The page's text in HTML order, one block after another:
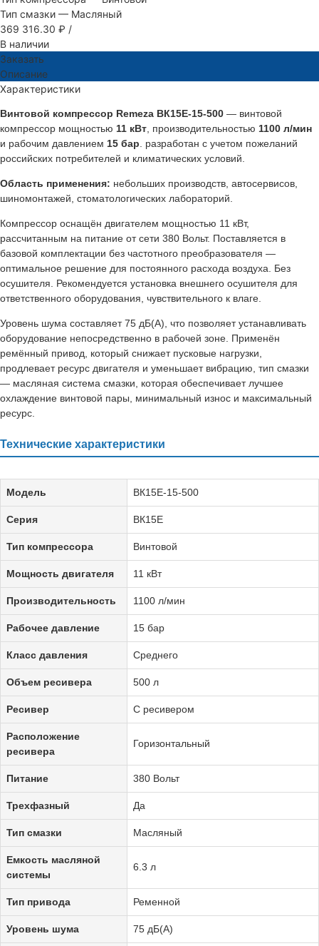
Тип смазки — Масляный
369 316.30 ₽ /
В наличии
Заказать
Описание
Характеристики
Винтовой компрессор Remeza ВК15Е-15-500 — винтовой
компрессор мощностью 11 кВт , производительностью 1100 л/мин
и рабочим давлением 15 бар . разработан с учетом пожеланий
российских потребителей и климатических условий.
Область применения: небольших производств, автосервисов,
шиномонтажей, стоматологических лабораторий.
Компрессор оснащён двигателем мощностью 11 кВт,
рассчитанным на питание от сети 380 Вольт. Поставляется в
базовой комплектации без частотного преобразователя —
оптимальное решение для постоянного расхода воздуха. Без
осушителя. Рекомендуется установка внешнего осушителя для
ответственного оборудования, чувствительного к влаге.
Уровень шума составляет 75 дБ(А), что позволяет устанавливать
оборудование непосредственно в рабочей зоне. Применён
ремённый привод, который снижает пусковые нагрузки,
продлевает ресурс двигателя и уменьшает вибрацию, тип смазки
— масляная система смазки, которая обеспечивает лучшее
охлаждение винтовой пары, минимальный износ и максимальный
ресурс.
Технические характеристики
Модель ВК15Е-15-500
Серия ВК15Е
Тип компрессора Винтовой
Мощность двигателя 11 кВт
Производительность 1100 л/мин
Рабочее давление 15 бар
Класс давления Среднего
Объем ресивера 500 л
Ресивер С ресивером
Расположение
ресивера
Горизонтальный
Питание 380 Вольт
Трехфазный Да
Тип смазки Масляный
Емкость масляной
системы
6.3 л
Тип привода Ременной
Уровень шума 75 дБ(А)